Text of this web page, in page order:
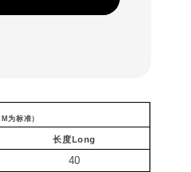
为标准）
长度Long
40